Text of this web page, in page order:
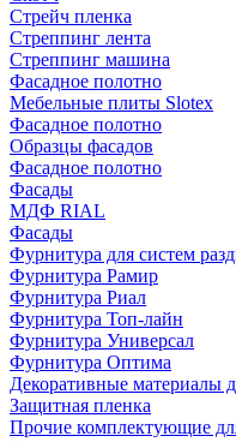
Стрейч пленка
Стреппинг лента
Стреппинг машина
Фасадное полотно
Мебельные плиты Slotex
Фасадное полотно
Образцы фасадов
Фасадное полотно
Фасады
МДФ RIAL
Фасады
Фурнитура для систем
Фурнитура Рамир
Фурнитура Риал
Фурнитура Топ-лайн
Фурнитура Универсал
Фурнитура Оптима
Декоративные материалы
Защитная пленка
Прочие комплектующие